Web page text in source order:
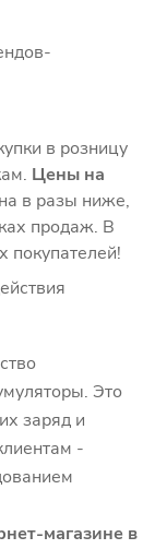
в розницу
Цены на
в разы ниже,
продаж. В
покупателей!
Это
заряд и
-
магазине в